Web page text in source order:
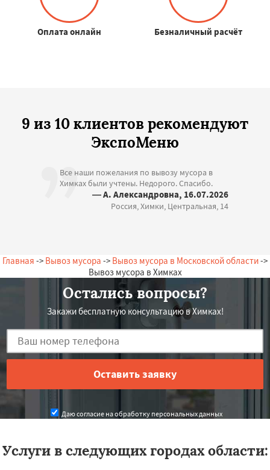
Оплата онлайн Безналичный расчёт
9 из 10 клиентов рекомендуют
ЭкспоМеню
Все наши пожелания по вывозу мусора в
Химках были учтены. Недорого. Спасибо.
— А. Александровна, 16.07.2026
Россия, Химки, Центральная, 14
Главная -> Вывоз мусора -> Вывоз мусора в Московской области->
Вывоз мусора в Химках
Остались вопросы?
Закажи бесплатную консультацию в Химках!
Даю согласие на обработку персональных данных
Услуги в следующих городах области: